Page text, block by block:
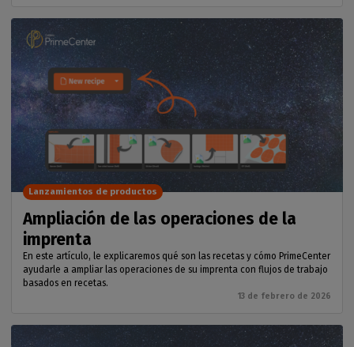
Ampliación de las operaciones de la
imprenta
En este artículo, le explicaremos qué son las recetas y cómo PrimeCenter
ayudarle a ampliar las operaciones de su imprenta con flujos de trabajo
basados en recetas.
13 de febrero de 2026
Lanzamientos de productos